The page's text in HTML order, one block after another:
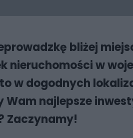
bliżej
nieruchomości w
w dogodnych
najlepsze
Zaczynamy!